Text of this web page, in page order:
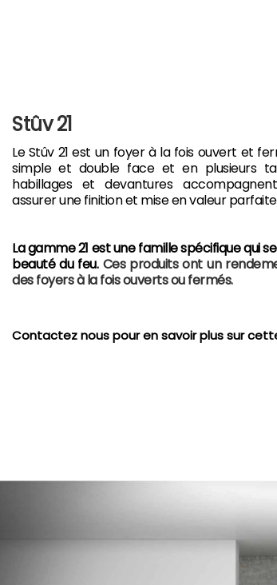
Stûv 21
Le Stûv 21 est un foyer à la fois ouvert et
simple et double face et en plusieurs
habillages et devantures
assurer une finition et mise en valeur parfaite
La gamme 21 est une famille spécifique qui
beauté du feu. Ces produits ont un
des foyers à la fois ouverts ou fermés.
Contactez nous pour en savoir plus sur